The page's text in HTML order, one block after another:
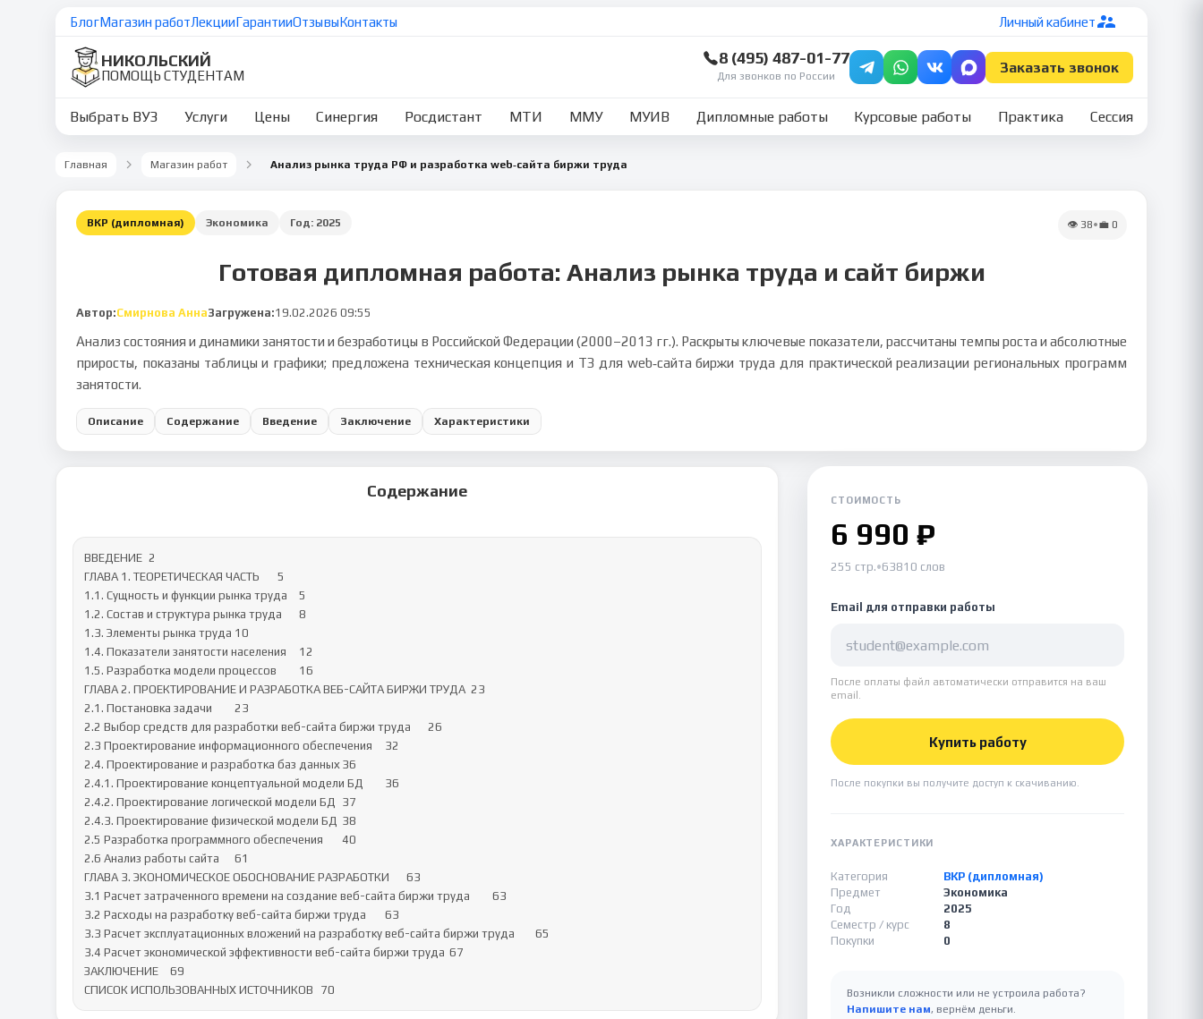
БлогМагазин работЛекцииГарантииОтзывыКонтакты Личный кабинет
НИКОЛЬСКИЙ
ПОМОЩЬ СТУДЕНТАМ
8 (495) 487-01-77
Для звонков по России
Заказать звонок
Выбрать ВУЗ Услуги Цены Синергия Росдистант МТИ ММУ МУИВ Дипломные работы Курсовые работы Практика Сессия
Главная Магазин работ Анализ рынка труда РФ и разработка web‑сайта биржи труда
ВКР (дипломная) Экономика Год: 2025 👁 38•💼 0
Готовая дипломная работа: Анализ рынка труда и сайт биржи
Автор:Смирнова АннаЗагружена:19.02.2026 09:55
Анализ состояния и динамики занятости и безработицы в Российской Федерации (2000–2013 гг.). Раскрыты ключевые показатели, рассчитаны темпы роста и абсолютные
приросты, показаны таблицы и графики; предложена техническая концепция и ТЗ для web‑сайта биржи труда для практической реализации региональных программ
занятости.
Описание Содержание Введение Заключение Характеристики
Содержание
ВВЕДЕНИЕ	2
ГЛАВА 1. ТЕОРЕТИЧЕСКАЯ ЧАСТЬ	5
1.1. Сущность и функции рынка труда	5
1.2. Состав и структура рынка труда	8
1.3. Элементы рынка труда	10
1.4. Показатели занятости населения	12
1.5. Разработка модели процессов	16
ГЛАВА 2. ПРОЕКТИРОВАНИЕ И РАЗРАБОТКА ВЕБ-САЙТА БИРЖИ ТРУДА	23
2.1. Постановка задачи	23
2.2 Выбор средств для разработки веб-сайта биржи труда	26
2.3 Проектирование информационного обеспечения	32
2.4. Проектирование и разработка баз данных	36
2.4.1. Проектирование концептуальной модели БД	36
2.4.2. Проектирование логической модели БД	37
2.4.3. Проектирование физической модели БД	38
2.5 Разработка программного обеспечения	40
2.6 Анализ работы сайта	61
ГЛАВА 3. ЭКОНОМИЧЕСКОЕ ОБОСНОВАНИЕ РАЗРАБОТКИ	63
3.1 Расчет затраченного времени на создание веб-сайта биржи труда	63
3.2 Расходы на разработку веб-сайта биржи труда	63
3.3 Расчет эксплуатационных вложений на разработку веб-сайта биржи труда	65
3.4 Расчет экономической эффективности веб-сайта биржи труда	67
ЗАКЛЮЧЕНИЕ	69
СПИСОК ИСПОЛЬЗОВАННЫХ ИСТОЧНИКОВ	70
СТОИМОСТЬ
6 990 ₽
255 стр.•63810 слов
Email для отправки работы
После оплаты файл автоматически отправится на ваш
email.
Купить работу
После покупки вы получите доступ к скачиванию.
ХАРАКТЕРИСТИКИ
Категория
ВКР (дипломная)
Предмет
Экономика
Год
2025
Семестр / курс
8
Покупки
0
Возникли сложности или не устроила работа?
Напишите нам, вернём деньги.